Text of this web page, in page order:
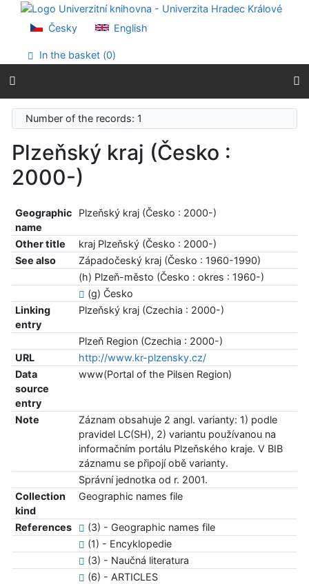
Go to content
Go to menu
Accessibility declaration
Česky English
In the basket (0)
Number of the records: 1
Plzeňský kraj (Česko :
2000-)
Geographic
name
Plzeňský kraj (Česko : 2000-)
Other title
kraj Plzeňský (Česko : 2000-)
See also
Západočeský kraj (Česko : 1960-1990)
(h) Plzeň-město (Česko : okres : 1960-)
(g) Česko
Linking
entry
Plzeňský kraj (Czechia : 2000-)
Plzeň Region (Czechia : 2000-)
URL
http://www.kr-plzensky.cz/
Data
source
entry
www(Portal of the Pilsen Region)
Note
Záznam obsahuje 2 angl. varianty: 1) podle
pravidel LC(SH), 2) variantu používanou na
informačním portálu Plzeňského kraje. V BIB
záznamu se připojí obě varianty.
Správní jednotka od r. 2001.
Collection
kind
Geographic names file
References
(3) - Geographic names file
(1) - Encyklopedie
(3) - Naučná literatura
(6) - ARTICLES